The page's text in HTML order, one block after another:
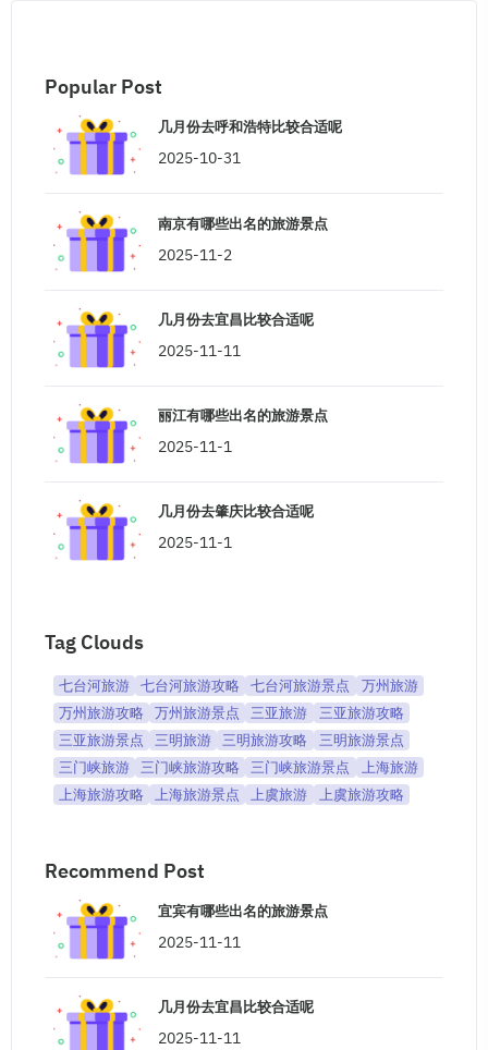
Popular Post
几月份去呼和浩特比较合适呢
2025-10-31
南京有哪些出名的旅游景点
2025-11-2
几月份去宜昌比较合适呢
2025-11-11
丽江有哪些出名的旅游景点
2025-11-1
几月份去肇庆比较合适呢
2025-11-1
Tag Clouds
七台河旅游 七台河旅游攻略 七台河旅游景点
万州旅游
万州旅游攻略
万州旅游景点 三亚旅游
三亚旅游攻略
三亚旅游景点
三明旅游 三明旅游攻略
三明旅游景点
三门峡旅游
三门峡旅游攻略 三门峡旅游景点
上海旅游
上海旅游攻略
上海旅游景点 上虞旅游 上虞旅游攻略
Recommend Post
宜宾有哪些出名的旅游景点
2025-11-11
几月份去宜昌比较合适呢
2025-11-11